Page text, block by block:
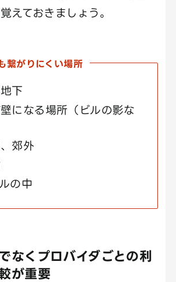
えておきましょう。
繋がりにくい場所
下
になる場所（ビルの影な
郊外
の中
なくプロバイダごとの利
が重要